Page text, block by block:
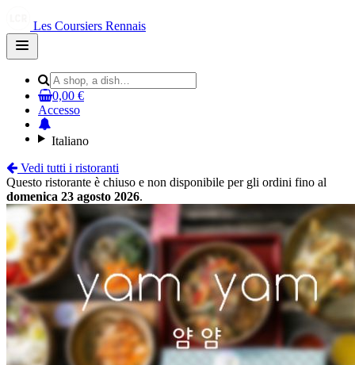
Les Coursiers Rennais
Open
main
0,00 €
Accesso
Italiano
Vedi tutti i ristoranti
Questo ristorante è chiuso e non disponibile per gli ordini fino al
domenica 23 agosto 2026.